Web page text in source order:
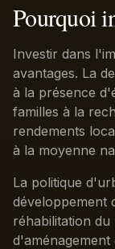
Pourquoi
Investir dans
avantages. La
à la présence
familles à la
rendements
à la moyenne
La politique
développement
réhabilitation du